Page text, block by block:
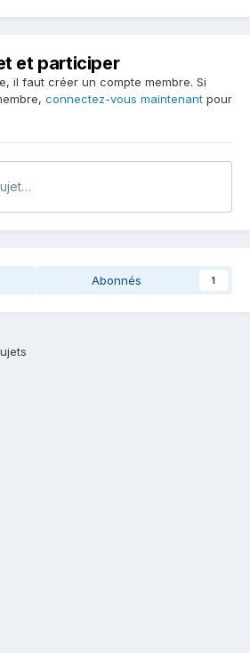
et participer
il faut créer un compte membre. Si
connectez-vous maintenant pour
Abonnés 1